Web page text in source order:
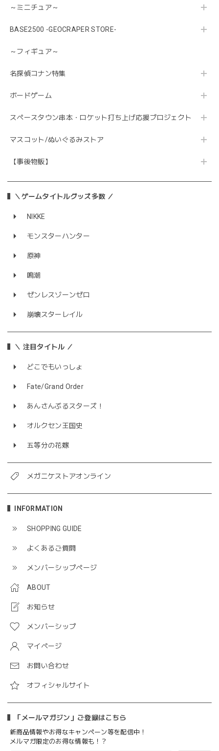
～ミニチュア～
BASE2500 -GEOCRAPER STORE-
～フィギュア～
名探偵コナン特集
ボードゲーム
スペースタウン串本・ロケット打ち上げ応援プロジェクト
マスコット/ぬいぐるみストア
【事後物販】
＼ゲームタイトルグッズ多数 ／
NIKKE
モンスターハンター
原神
鳴潮
ゼンレスゾーンゼロ
崩壊スターレイル
＼ 注目タイトル ／
どこでもいっしょ
Fate/Grand Order
あんさんぶるスターズ！
オルクセン王国史
五等分の花嫁
メガニケストアオンライン
INFORMATION
SHOPPING GUIDE
よくあるご質問
メンバーシップページ
ABOUT
お知らせ
メンバーシップ
マイページ
お問い合わせ
オフィシャルサイト
「メールマガジン」ご登録はこちら
新商品情報やお得なキャンペーン等を配信中！
メルマガ限定のお得な情報も！？